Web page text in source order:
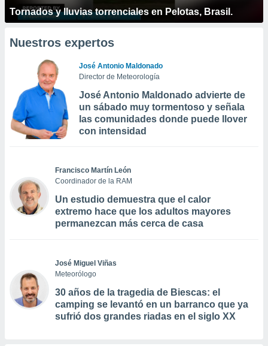
Tornados y lluvias torrenciales en Pelotas, Brasil.
Nuestros expertos
José Antonio Maldonado
Director de Meteorología
José Antonio Maldonado advierte de
un sábado muy tormentoso y señala
las comunidades donde puede llover
con intensidad
Francisco Martín León
Coordinador de la RAM
Un estudio demuestra que el calor
extremo hace que los adultos mayores
permanezcan más cerca de casa
José Miguel Viñas
Meteorólogo
30 años de la tragedia de Biescas: el
camping se levantó en un barranco que ya
sufrió dos grandes riadas en el siglo XX